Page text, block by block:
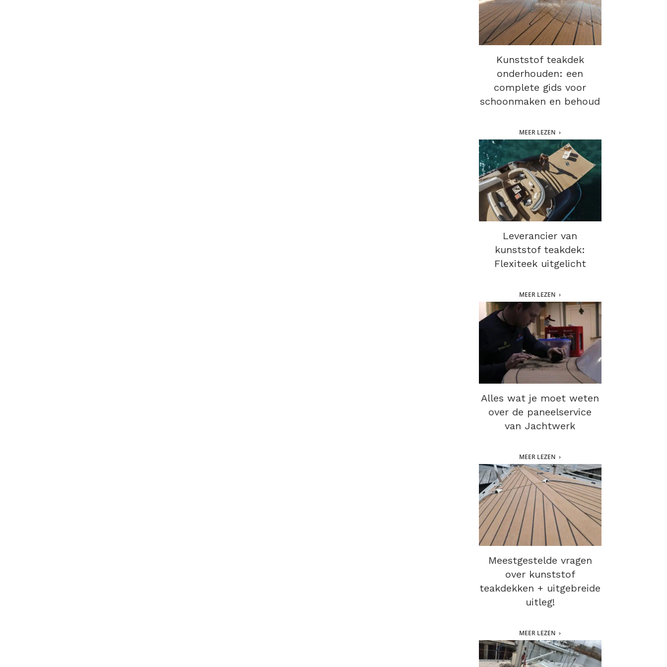
Kunststof teakdek
onderhouden: een
complete gids voor
schoonmaken en behoud
MEER LEZEN
Leverancier van
kunststof teakdek:
Flexiteek uitgelicht
MEER LEZEN
Alles wat je moet weten
over de paneelservice
van Jachtwerk
MEER LEZEN
Meestgestelde vragen
over kunststof
teakdekken + uitgebreide
uitleg!
MEER LEZEN